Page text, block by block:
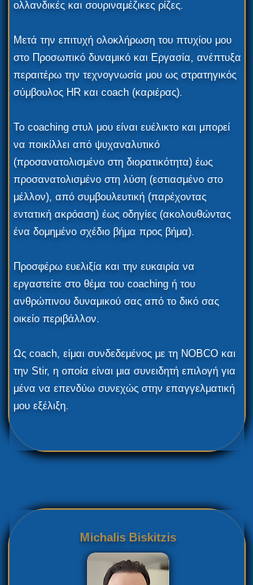
ολλανδικές και σουριναμέζικες ρίζες.
Μετά την επιτυχή ολοκλήρωση του πτυχίου μου
στο Προσωπικό δυναμικό και Εργασία, ανέπτυξα
περαιτέρω την τεχνογνωσία μου ως στρατηγικός
σύμβουλος HR και coach (καριέρας).
Το coaching στυλ μου είναι ευέλικτο και μπορεί
να ποικίλλει από ψυχαναλυτικό
(προσανατολισμένο στη διορατικότητα) έως
προσανατολισμένο στη λύση (εστιασμένο στο
μέλλον), από συμβουλευτική (παρέχοντας
εντατική ακρόαση) έως οδηγίες (ακολουθώντας
ένα δομημένο σχέδιο βήμα προς βήμα).
Προσφέρω ευελιξία και την ευκαιρία να
εργαστείτε στο θέμα του coaching ή του
ανθρώπινου δυναμικού σας από το δικό σας
οικείο περιβάλλον.
Ως coach, είμαι συνδεδεμένος με τη NOBCO και
την Stir, η οποία είναι μια συνειδητή επιλογή για
μένα να επενδύω συνεχώς στην επαγγελματική
μου εξέλιξη.
Michalis Biskitzis